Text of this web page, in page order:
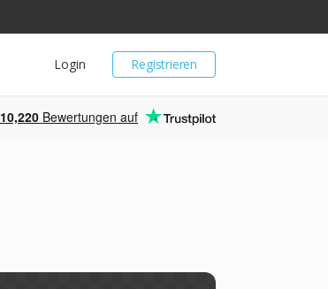
Registrieren
Login
10,220 Bewertungen auf